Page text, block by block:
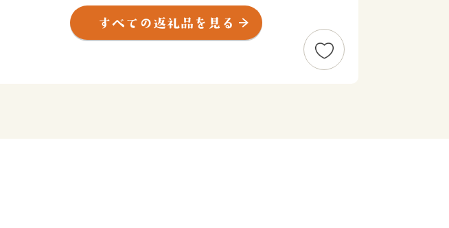
て繁栄し、経済的にも文化的にも独自の発展を遂げ、神楽や人形浄
瑠璃などの民俗文化が今なお暮らしの中に息づいています。